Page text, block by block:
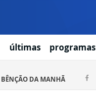
últimas programas
BÊNÇÃO DA MANHÃ